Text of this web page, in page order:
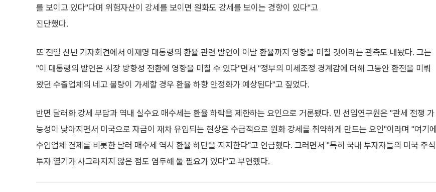
를 보이고 있다"다며 위험자산이 강세를 보이면 원화도 강세를 보이는 경향이 있다"고
진단했다.
또 전일 신년 기자회견에서 이재명 대통령의 환율 관련 발언이 이날 환율까지 영향을 미칠 것이라는 관측도 내놨다. 그는
"이 대통령의 발언은 시장 방향성 전환에 영향을 미칠 수 있다"면서 "정부의 미세조정 경계감에 더해 그동안 환전을 미뤄
왔던 수출업체의 네고 물량이 가세할 경우 환율 하향 안정화가 예상된다"고 짚었다.
반면 달러화 강세 부담과 역내 실수요 매수세는 환율 하락을 제한하는 요인으로 거론됐다. 민 선임연구원은 "관세 전쟁 가
능성이 낮아지면서 미국으로 자금이 재차 유입되는 현상은 수급적으로 원화 강세를 취약하게 만드는 요인"이라며 "여기에
수입업체 결제를 비롯한 달러 매수세 역시 환율 하단을 지지한다"고 언급했다. 그러면서 "특히 국내 투자자들의 미국 주식
투자 열기가 사그라지지 않은 점도 염두해 둘 필요가 있다"고 부연했다.